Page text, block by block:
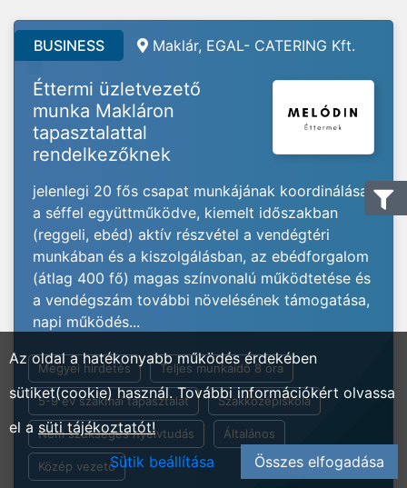
BUSINESS Maklár, EGAL- CATERING Kft.
Éttermi üzletvezető
munka Makláron
tapasztalattal
rendelkezőknek
jelenlegi 20 fős csapat munkájának koordinálása
a séffel együttműködve, kiemelt időszakban
(reggeli, ebéd) aktív részvétel a vendégtéri
munkában és a kiszolgálásban, az ebédforgalom
(átlag 400 fő) magas színvonalú működtetése és
a vendégszám további növelésének támogatása,
napi működés...
Megyei hirdetés Teljes munkaidő 8 óra
5-9 év szakmai tapasztalat Szakközépiskola
Nem szükséges nyelvtudás Általános
Közép vezető
Az oldal a hatékonyabb működés érdekében
sütiket(cookie) használ. További információkért olvassa
el a süti tájékoztatót!
Sütik beállítása
Összes elfogadása